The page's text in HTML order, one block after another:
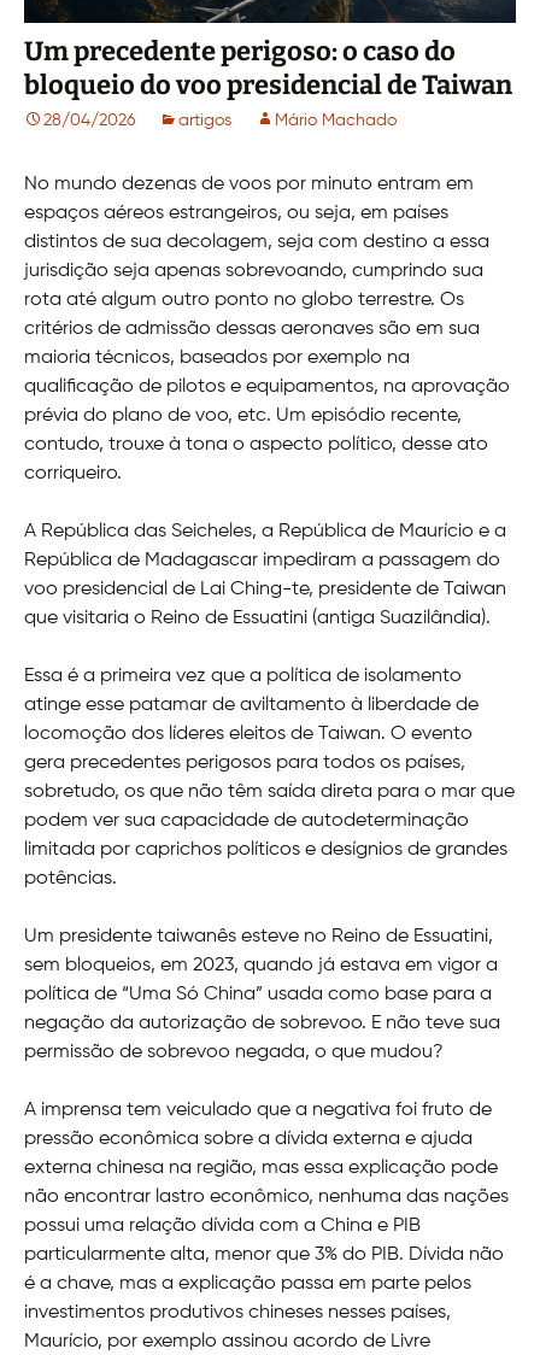
Um precedente perigoso: o caso do
bloqueio do voo presidencial de Taiwan
28/04/2026 artigos Mário Machado
No mundo dezenas de voos por minuto entram em
espaços aéreos estrangeiros, ou seja, em países
distintos de sua decolagem, seja com destino a essa
jurisdição seja apenas sobrevoando, cumprindo sua
rota até algum outro ponto no globo terrestre. Os
critérios de admissão dessas aeronaves são em sua
maioria técnicos, baseados por exemplo na
qualificação de pilotos e equipamentos, na aprovação
prévia do plano de voo, etc. Um episódio recente,
contudo, trouxe à tona o aspecto político, desse ato
corriqueiro.
A República das Seicheles, a República de Maurício e a
República de Madagascar impediram a passagem do
voo presidencial de Lai Ching-te, presidente de Taiwan
que visitaria o Reino de Essuatini (antiga Suazilândia).
Essa é a primeira vez que a política de isolamento
atinge esse patamar de aviltamento à liberdade de
locomoção dos líderes eleitos de Taiwan. O evento
gera precedentes perigosos para todos os países,
sobretudo, os que não têm saída direta para o mar que
podem ver sua capacidade de autodeterminação
limitada por caprichos políticos e desígnios de grandes
potências.
Um presidente taiwanês esteve no Reino de Essuatini,
sem bloqueios, em 2023, quando já estava em vigor a
política de “Uma Só China” usada como base para a
negação da autorização de sobrevoo. E não teve sua
permissão de sobrevoo negada, o que mudou?
A imprensa tem veiculado que a negativa foi fruto de
pressão econômica sobre a dívida externa e ajuda
externa chinesa na região, mas essa explicação pode
não encontrar lastro econômico, nenhuma das nações
possui uma relação dívida com a China e PIB
particularmente alta, menor que 3% do PIB. Dívida não
é a chave, mas a explicação passa em parte pelos
investimentos produtivos chineses nesses países,
Maurício, por exemplo assinou acordo de Livre